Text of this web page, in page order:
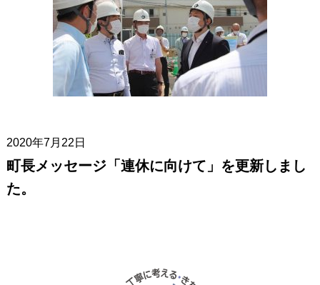
2020年7月22日
町長メッセージ「連休に向けて」を更新しまし
た。